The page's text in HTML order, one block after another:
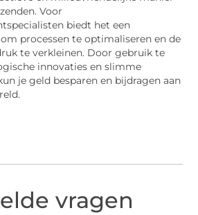
Voor
biedt het een
processen te optimaliseren en de
te verkleinen. Door gebruik te
innovaties en slimme
je geld besparen en bijdragen aan
vragen